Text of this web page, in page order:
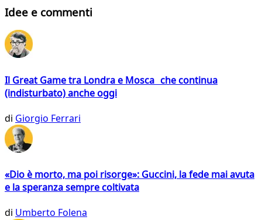
Idee e commenti
Il Great Game tra Londra e Mosca che continua
(indisturbato) anche oggi
di Giorgio Ferrari
«Dio è morto, ma poi risorge»: Guccini, la fede mai avuta
e la speranza sempre coltivata
di Umberto Folena